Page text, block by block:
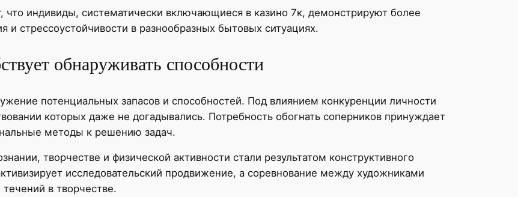
что индивиды, систематически включающиеся в казино 7к, демонстрируют более
стрессоустойчивости в разнообразных бытовых ситуациях.
обнаруживать способности
потенциальных запасов и способностей. Под влиянием конкуренции личности
которых даже не догадывались. Потребность обогнать соперников принуждает
методы к решению задач.
творчестве и физической активности стали результатом конструктивного
исследовательский продвижение, а соревнование между художниками
в творчестве.